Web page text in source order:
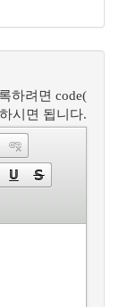
하려면 code(
시면 됩니다.